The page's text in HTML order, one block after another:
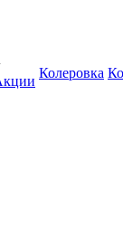
Колеровка